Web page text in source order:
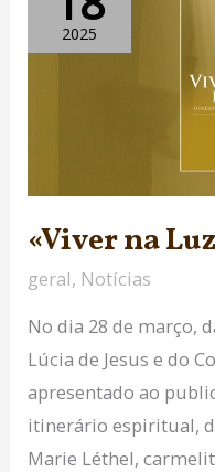
2025
«Viver na
geral, Notícias
No dia 28 de março,
Lúcia de Jesus e do
apresentado ao
itinerário espiritual,
Marie Léthel,